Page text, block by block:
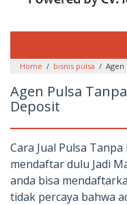
Home / bisnis pulsa / Agen
Agen Pulsa
Deposit
Cara Jual Pulsa
mendaftar dulu Jadi
anda bisa
tidak percaya bahwa